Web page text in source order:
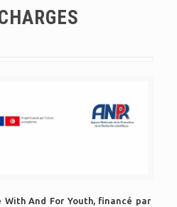
With And For Youth, financé par